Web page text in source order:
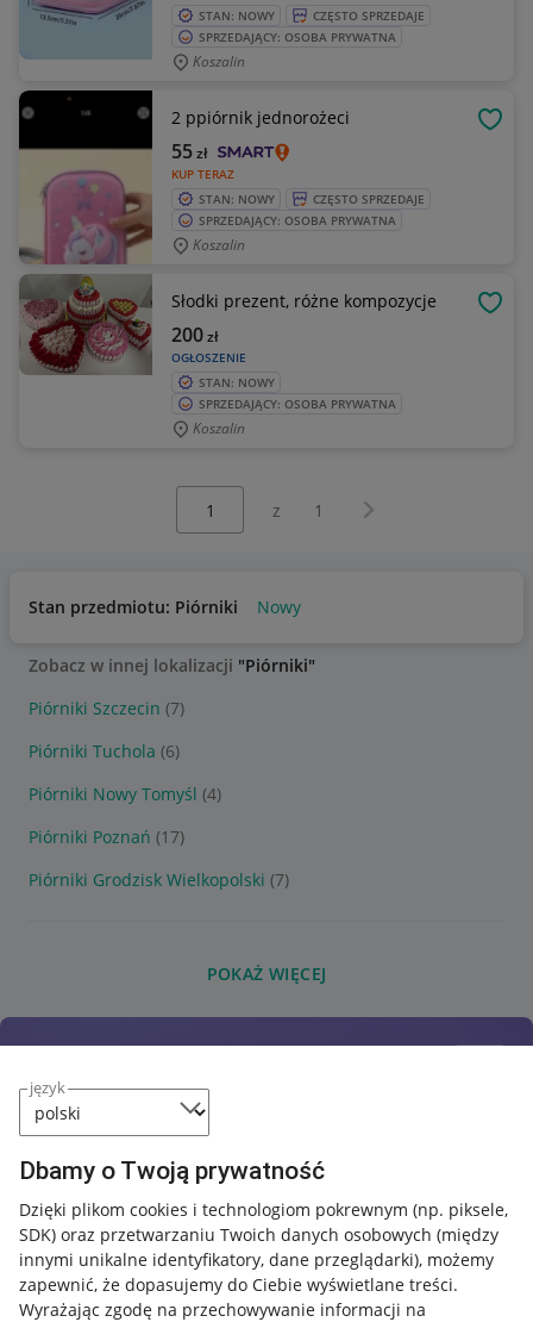
język
Dbamy o Twoją prywatność
Dzięki plikom cookies i technologiom pokrewnym (np. piksele,
SDK) oraz przetwarzaniu Twoich danych osobowych (między
innymi unikalne identyfikatory, dane przeglądarki), możemy
zapewnić, że dopasujemy do Ciebie wyświetlane treści.
Wyrażając zgodę na przechowywanie informacji na
STAN: NOWY
CZĘSTO SPRZEDAJE
SPRZEDAJĄCY: OSOBA PRYWATNA
Koszalin
2 ppiórnik jednorożeci
KUP TERAZ
55zł
STAN: NOWY
CZĘSTO SPRZEDAJE
SPRZEDAJĄCY: OSOBA PRYWATNA
Koszalin
Słodki prezent, różne kompozycje
OGŁOSZENIE
200zł
STAN: NOWY
SPRZEDAJĄCY: OSOBA PRYWATNA
Koszalin
z 1 Następna strona
Stan przedmiotu: Piórniki Nowy
Zobacz w innej lokalizacji "Piórniki"
Piórniki Szczecin (7)
Piórniki Tuchola (6)
Piórniki Nowy Tomyśl (4)
Piórniki Poznań (17)
Piórniki Grodzisk Wielkopolski (7)
POKAŻ WIĘCEJ